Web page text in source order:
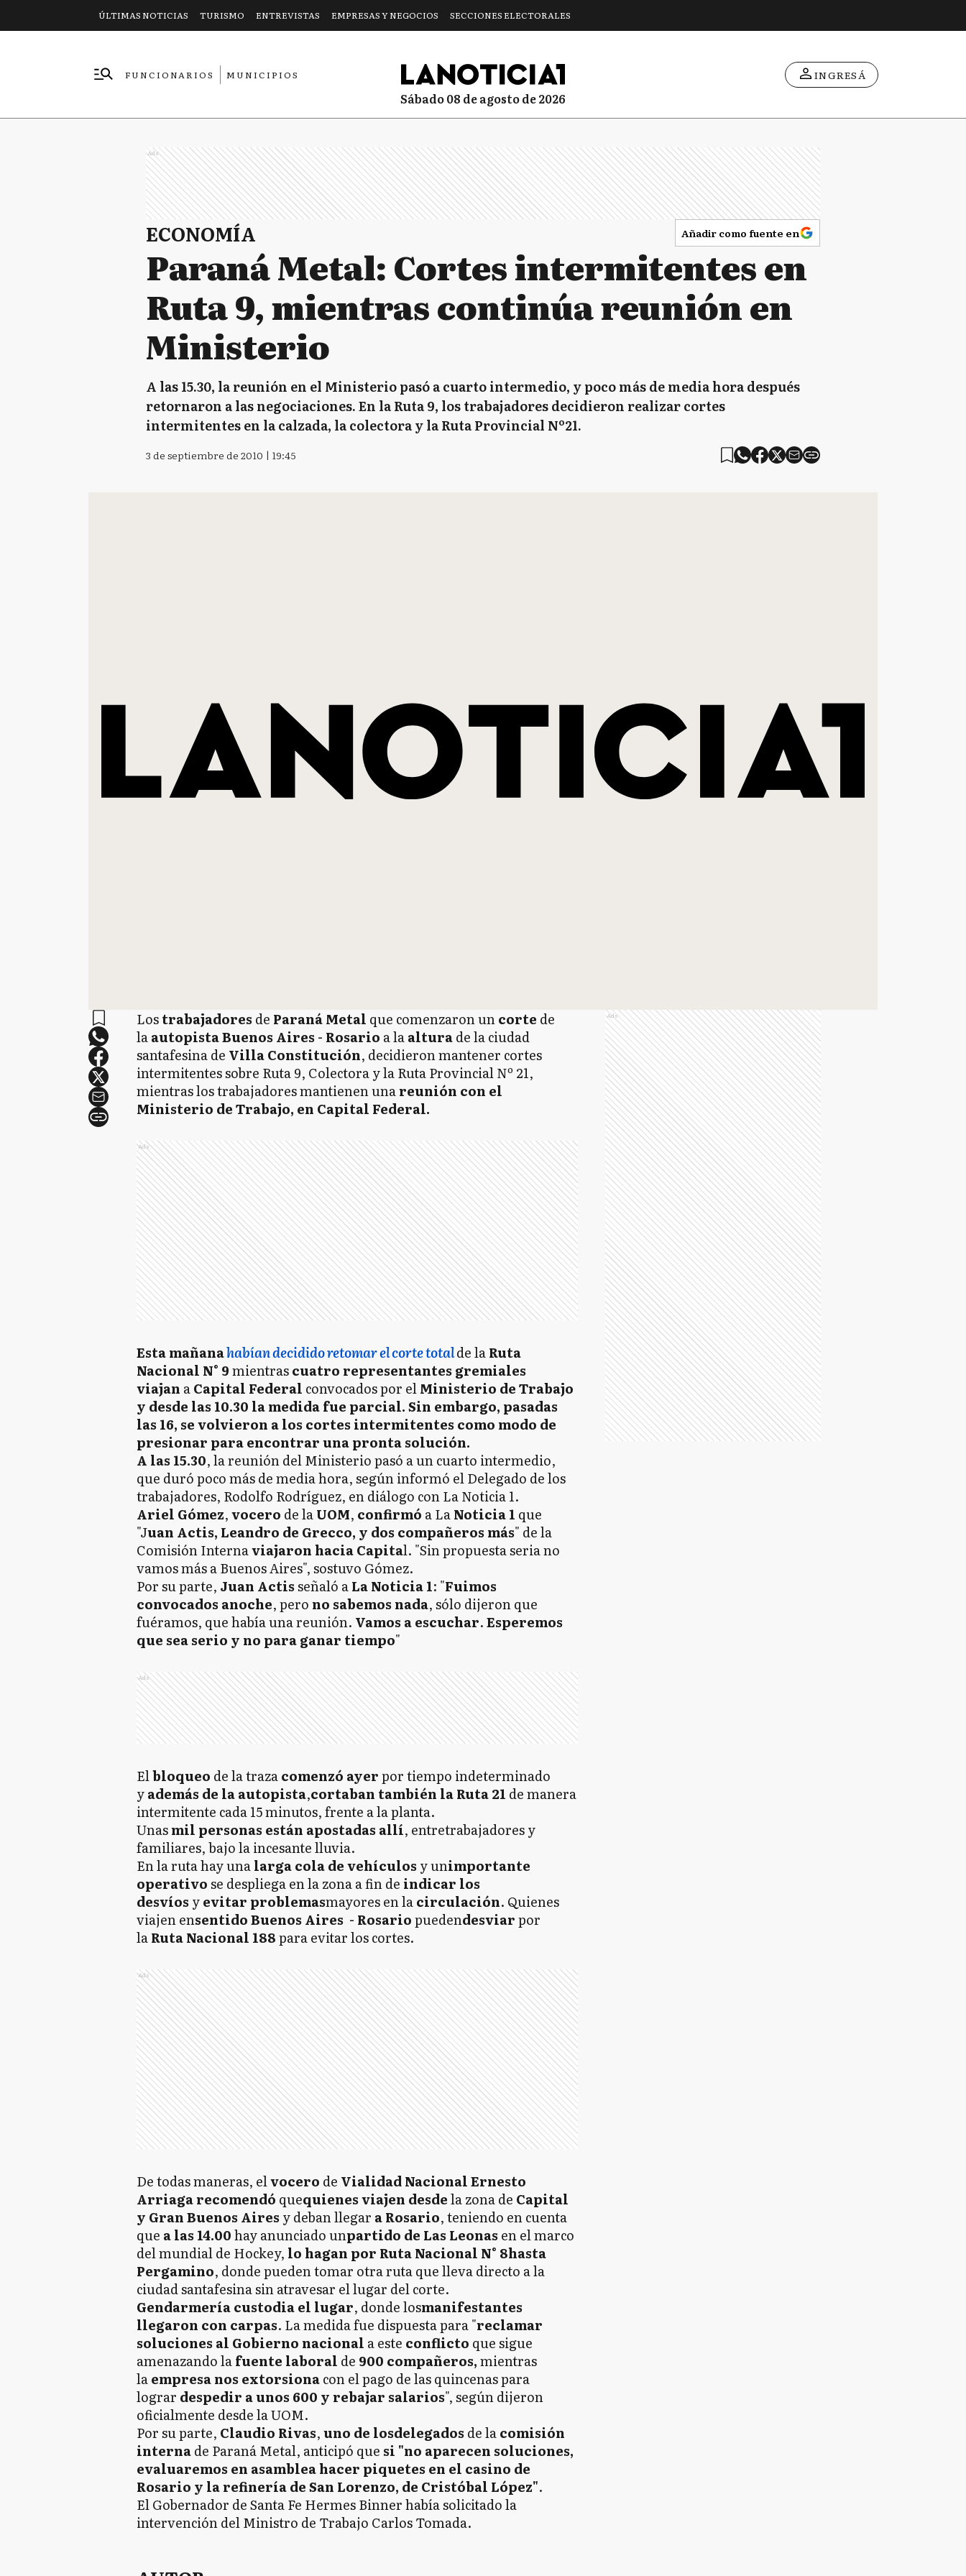
ÚLTIMAS NOTICIAS TURISMO ENTREVISTAS EMPRESAS Y NEGOCIOS SECCIONES ELECTORALES
FUNCIONARIOS
MUNICIPIOS
sábado 08 de agosto de 2026
INGRESÁ
Ads
ECONOMÍA Añadir como fuente en
Paraná Metal: Cortes intermitentes en
Ruta 9, mientras continúa reunión en
Ministerio
A las 15.30, la reunión en el Ministerio pasó a cuarto intermedio, y poco más de media hora después
retornaron a las negociaciones. En la Ruta 9, los trabajadores decidieron realizar cortes
intermitentes en la calzada, la colectora y la Ruta Provincial Nº21.
3 de septiembre de 2010 | 19:45
Lostrabajadores de Paraná Metal que comenzaron uncorte de
laautopista Buenos Aires - Rosario a laalturade la ciudad
santafesina de Villa Constitución, decidieron mantener cortes
intermitentes sobre Ruta 9, Colectora y la Ruta Provincial Nº 21,
mientras los trabajadores mantienen unareunión con el
Ministerio de Trabajo, en Capital Federal.
Ads
Esta mañanahabían decidido retomar el corte totalde laRuta
Nacional N° 9mientrascuatro representantes gremiales
viajan aCapital Federal convocados por elMinisterio de Trabajo
y desde las 10.30 la medida fue parcial. Sin embargo, pasadas
las 16, se volvieron a los cortes intermitentes como modo de
presionar para encontrar una pronta solución.
A las 15.30, la reunión del Ministerio pasó a un cuarto intermedio,
que duró poco más de media hora, según informó el Delegado de los
trabajadores, Rodolfo Rodríguez, en diálogo con La Noticia 1.
Ariel Gómez,vocero de laUOM, confirmó a LaNoticia 1 que
"Juan Actis, Leandro de Grecco, y dos compañeros más" de la
Comisión Internaviajaron hacia Capital. "Sin propuesta seria no
vamos más a Buenos Aires", sostuvo Gómez.
Por su parte, Juan Actisseñaló aLa Noticia 1: "Fuimos
convocados anoche, pero no sabemos nada, sólo dijeron que
fuéramos, que había una reunión. Vamos a escuchar.Esperemos
que sea serio y no para ganar tiempo"
Ads
Elbloqueo de la trazacomenzó ayerpor tiempo indeterminado
yademás de la autopista,cortaban también la Ruta 21 de manera
intermitente cada 15 minutos, frente a la planta.
Unasmil personas están apostadas allí, entretrabajadores y
familiares, bajo la incesante lluvia.
En la ruta hay unalarga cola de vehículos y unimportante
operativose despliega en la zona a fin de indicar los
desvíos yevitar problemasmayores en lacirculación. Quienes
viajen ensentido Buenos Aires - Rosariopuedendesviarpor
laRuta Nacional 188para evitar los cortes.
Ads
De todas maneras, elvocero de Vialidad NacionalErnesto
Arriaga recomendó quequienes viajen desdela zona de Capital
y Gran Buenos Aires y deban llegar a Rosario, teniendo en cuenta
que a las 14.00hay anunciado unpartido de Las Leonas en el marco
del mundial de Hockey, lo hagan por Ruta Nacional N° 8hasta
Pergamino, donde pueden tomar otra ruta que lleva directo a la
ciudad santafesina sin atravesar el lugar del corte.
Gendarmería custodia el lugar, donde losmanifestantes
llegaron con carpas. La medida fue dispuesta para "reclamar
soluciones al Gobierno nacional a este conflicto que sigue
amenazando lafuente laboral de 900 compañeros,mientras
laempresa nos extorsionacon el pago de las quincenas para
lograr despedir a unos 600 y rebajar salarios", según dijeron
oficialmente desde la UOM.
Por su parte, Claudio Rivas,uno de losdelegados de lacomisión
internade Paraná Metal, anticipó que si "no aparecen soluciones,
evaluaremos en asamblea hacer piquetes en el casino de
Rosario y la refinería de San Lorenzo, de Cristóbal López".
El Gobernador de Santa Fe Hermes Binner había solicitado la
intervención del Ministro de Trabajo Carlos Tomada.
Ads